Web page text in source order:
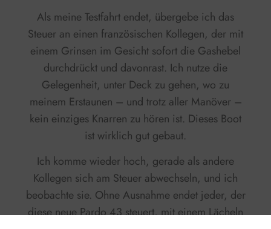
Als meine Testfahrt endet, übergebe ich das
Steuer an einen französischen Kollegen, der mit
einem Grinsen im Gesicht sofort die Gashebel
durchdrückt und davonrast. Ich nutze die
Gelegenheit, unter Deck zu gehen, wo zu
meinem Erstaunen – und trotz aller Manöver –
kein einziges Knarren zu hören ist. Dieses Boot
ist wirklich gut gebaut.
Ich komme wieder hoch, gerade als andere
Kollegen sich am Steuer abwechseln, und ich
beobachte sie. Ohne Ausnahme endet jeder, der
diese neue Pardo 43 steuert, mit einem Lächeln